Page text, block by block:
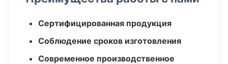
Сертифицированная продукция
Соблюдение сроков изготовления
Современное производственное